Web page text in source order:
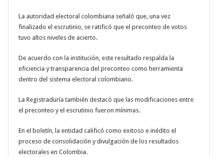
La autoridad electoral colombiana señaló que, una vez
finalizado el escrutinio, se ratificó que el preconteo de votos
tuvo altos niveles de acierto.
De acuerdo con la institución, este resultado respalda la
eficiencia y transparencia del preconteo como herramienta
dentro del sistema electoral colombiano.
La Registraduría también destacó que las modificaciones entre
el preconteo y el escrutinio fueron mínimas.
En el boletín, la entidad calificó como exitoso e inédito el
proceso de consolidación y divulgación de los resultados
electorales en Colombia.